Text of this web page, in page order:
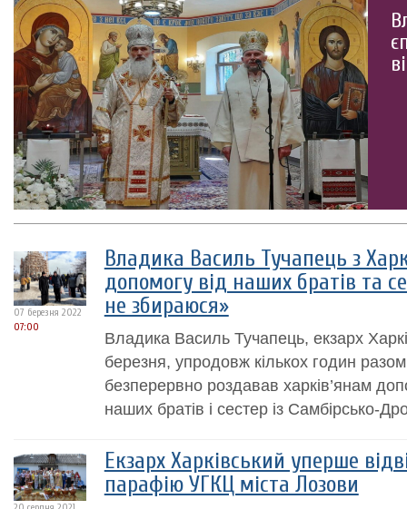
07 березня 2022
07:00
Владика Василь Тучапець з
допомогу від наших братів та
не збираюся»
Владика Василь Тучапець, екзарх
березня, упродовж кількох годин
безперервно роздавав харків’янам
наших братів і сестер із Самбірсько-
Екзарх Харківський уперше
парафію УГКЦ міста Лозови